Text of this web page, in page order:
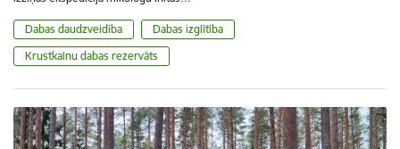
Dabas daudzveidība
Dabas izglītība
Krustkalnu dabas rezervāts